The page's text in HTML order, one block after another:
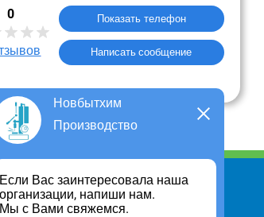
0 Показать телефон
Написать сообщение
Новбытхим
Производство
Если Вас заинтересовала наша
организации, напиши нам.
Мы с Вами свяжемся.
Информация
Для чего существует портал